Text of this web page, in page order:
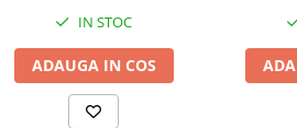
IN STOC
ADAUGA IN COS